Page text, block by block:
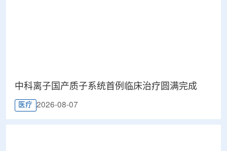
中科离子国产质子系统首例临床治疗圆满完成
医疗 2026-08-07